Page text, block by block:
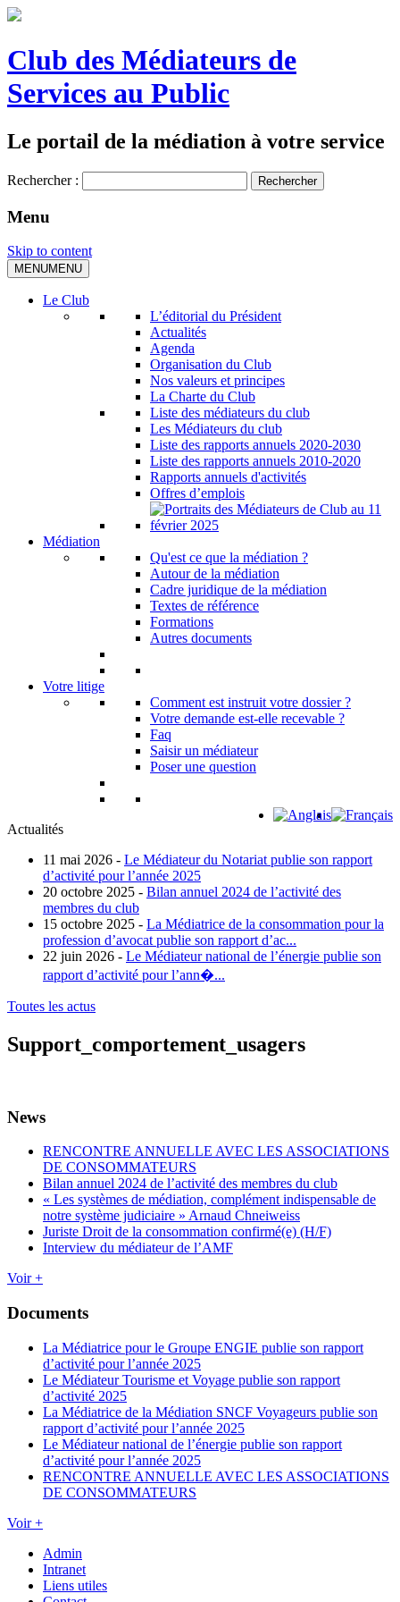
Club des Médiateurs de
Services au Public
Le portail de la médiation à votre service
Rechercher :
Menu
Skip to content
MENUMENU
Le Club
L’éditorial du Président
Actualités
Agenda
Organisation du Club
Nos valeurs et principes
La Charte du Club
Liste des médiateurs du club
Les Médiateurs du club
Liste des rapports annuels 2020-2030
Liste des rapports annuels 2010-2020
Rapports annuels d'activités
Offres d’emplois
Médiation
Qu'est ce que la médiation ?
Autour de la médiation
Cadre juridique de la médiation
Textes de référence
Formations
Autres documents
Votre litige
Comment est instruit votre dossier ?
Votre demande est-elle recevable ?
Faq
Saisir un médiateur
Poser une question
Actualités
11 mai 2026 - Le Médiateur du Notariat publie son rapport
d’activité pour l’année 2025
20 octobre 2025 - Bilan annuel 2024 de l’activité des
membres du club
15 octobre 2025 - La Médiatrice de la consommation pour la
profession d’avocat publie son rapport d’ac...
22 juin 2026 - Le Médiateur national de l’énergie publie son
rapport d’activité pour l’ann�...
Toutes les actus
Support_comportement_usagers
News
RENCONTRE ANNUELLE AVEC LES ASSOCIATIONS
DE CONSOMMATEURS
Bilan annuel 2024 de l’activité des membres du club
« Les systèmes de médiation, complément indispensable de
notre système judiciaire » Arnaud Chneiweiss
Juriste Droit de la consommation confirmé(e) (H/F)
Interview du médiateur de l’AMF
Voir +
Documents
La Médiatrice pour le Groupe ENGIE publie son rapport
d’activité pour l’année 2025
Le Médiateur Tourisme et Voyage publie son rapport
d’activité 2025
La Médiatrice de la Médiation SNCF Voyageurs publie son
rapport d’activité pour l’année 2025
Le Médiateur national de l’énergie publie son rapport
d’activité pour l’année 2025
RENCONTRE ANNUELLE AVEC LES ASSOCIATIONS
DE CONSOMMATEURS
Voir +
Admin
Intranet
Liens utiles